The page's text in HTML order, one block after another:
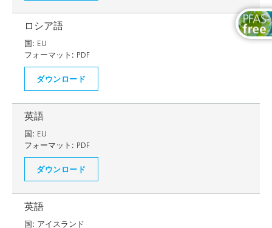
ロシア語
国: EU
フォーマット: PDF
ダウンロード
英語
国: EU
フォーマット: PDF
ダウンロード
英語
国: アイスランド